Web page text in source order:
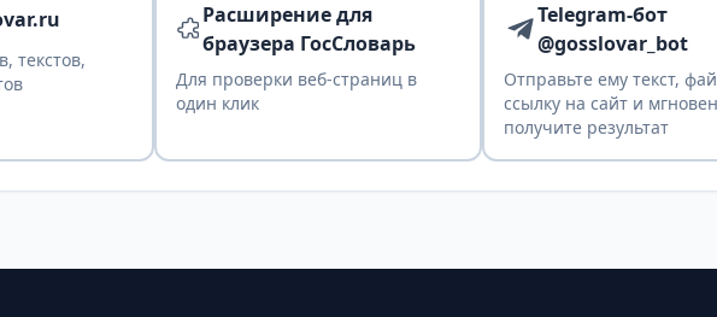
текстов,
Расширение для
браузера ГосСловарь
Для проверки веб-страниц в
один клик
Telegram-бот
@gosslovar_bot
Отправьте ему текст,
ссылку на сайт и
получите результат